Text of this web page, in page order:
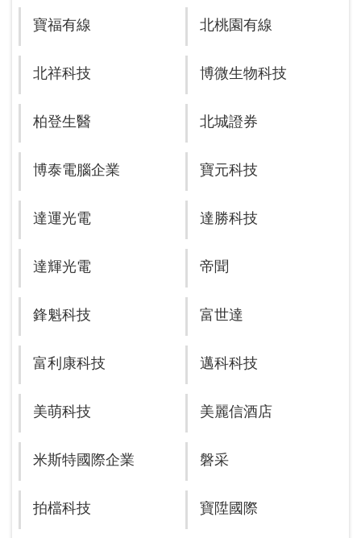
寶福有線 北桃園有線
北祥科技 博微生物科技
柏登生醫 北城證券
博泰電腦企業 寶元科技
達運光電 達勝科技
達輝光電 帝聞
鋒魁科技 富世達
富利康科技 邁科科技
美萌科技 美麗信酒店
米斯特國際企業 磐采
拍檔科技 寶陞國際